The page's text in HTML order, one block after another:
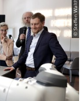
© Steffen Walther